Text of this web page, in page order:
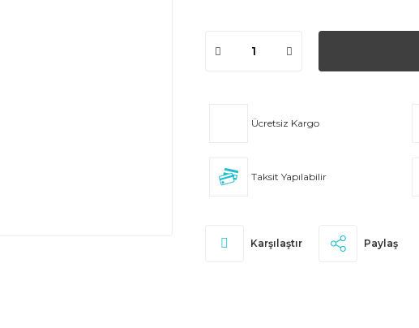
Ücretsiz Kargo
Taksit Yapılabilir
Karşılaştır Paylaş